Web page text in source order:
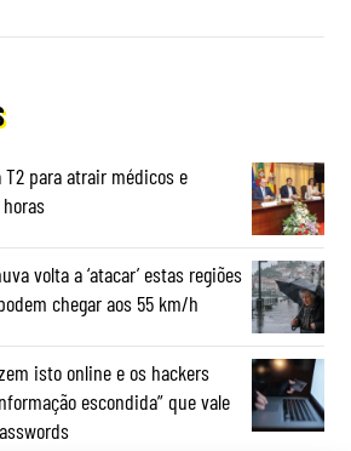
para atrair médicos e
volta a ‘atacar’ estas regiões
chegar aos 55 km/h
isto online e os hackers
escondida” que vale